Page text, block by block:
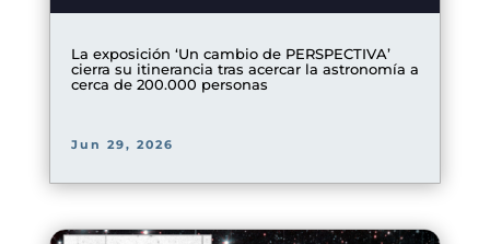
La exposición ‘Un cambio de PERSPECTIVA’
cierra su itinerancia tras acercar la astronomía a
cerca de 200.000 personas
Jun 29, 2026